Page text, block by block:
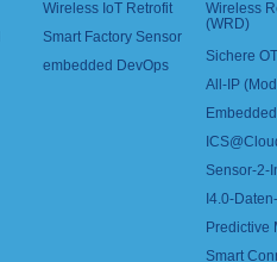
Wireless IoT Retrofit
Smart Factory Sensor
embedded DevOps
Wireless
(WRD)
Sichere
All-IP
Sensor-2-
I4.0-
Predictive
Smart